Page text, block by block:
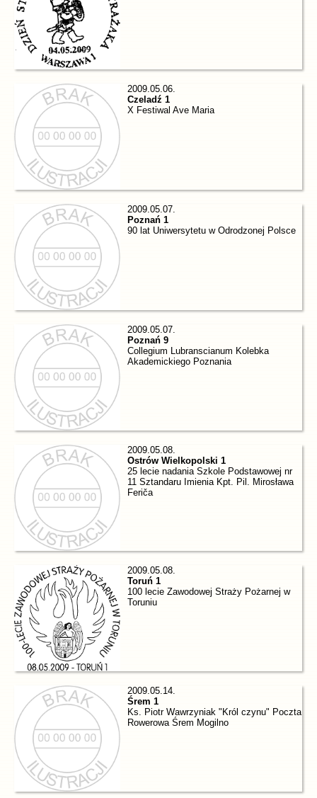
2009.05.06.
Czeladź 1
X Festiwal Ave Maria
2009.05.07.
Poznań 1
90 lat Uniwersytetu w Odrodzonej Polsce
2009.05.07.
Poznań 9
Collegium Lubranscianum Kolebka
Akademickiego Poznania
2009.05.08.
Ostrów Wielkopolski 1
25 lecie nadania Szkole Podstawowej nr
11 Sztandaru Imienia Kpt. Pil. Mirosława
Feriča
2009.05.08.
Toruń 1
100 lecie Zawodowej Straży Pożarnej w
Toruniu
2009.05.14.
Śrem 1
Ks. Piotr Wawrzyniak "Król czynu" Poczta
Rowerowa Śrem Mogilno